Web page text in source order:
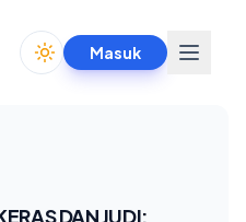
Toggle theme
Masuk
DAN JUDI: